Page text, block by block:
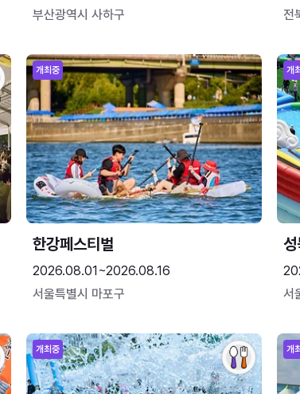
부산광역시 사하구
전
개최중
한강페스티벌
2026.08.01~2026.08.16
서울특별시 마포구
개
서
개최중 개